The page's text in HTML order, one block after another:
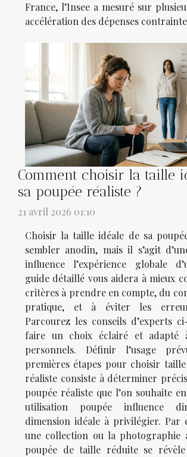
France, l’Insee a mesuré sur
accélération des dépenses
Comment choisir la taille
sa poupée réaliste ?
21 avril 2026 01:10
Choisir la taille idéale de sa
sembler anodin, mais il s’agit
influence l’expérience globale
guide détaillé vous aidera à mieux
critères à prendre en compte, du
pratique, et à éviter les
Parcourez les conseils d’experts
faire un choix éclairé et adapté
personnels. Définir l’usage
premières étapes pour choisir
réaliste consiste à déterminer
poupée réaliste que l’on souhaite
utilisation poupée influence
dimension idéale à privilégier. Par
une collection ou la photographie
poupée de taille réduite se